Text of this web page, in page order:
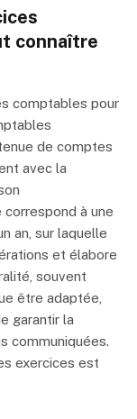
connaître
comptables pour
de comptes
avec la
à une
an, sur laquelle
et élabore
souvent
être adaptée,
garantir la
communiquées.
exercices est